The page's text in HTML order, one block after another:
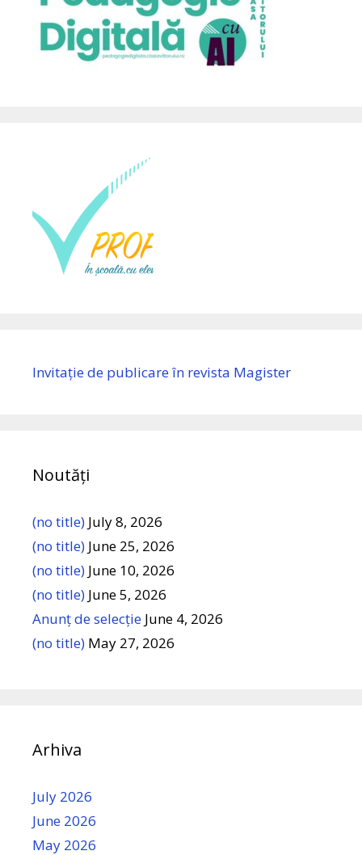
Invitație de publicare în revista Magister
Noutăți
(no title) July 8, 2026
(no title) June 25, 2026
(no title) June 10, 2026
(no title) June 5, 2026
Anunț de selecție June 4, 2026
(no title) May 27, 2026
Arhiva
July 2026
June 2026
May 2026